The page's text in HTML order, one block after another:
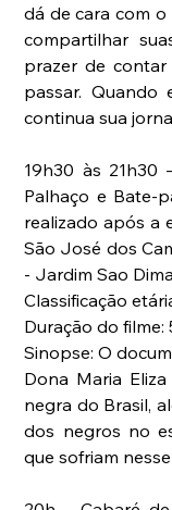
dá de cara com
compartilhar
prazer de contar
passar. Quando
continua sua
19h30 às 21h30
Palhaço e Bate-
realizado após a
São José dos
- Jardim Sao
Classificação
Duração do filme:
Sinopse: O
Dona Maria
negra do Brasil,
dos negros no
que sofriam